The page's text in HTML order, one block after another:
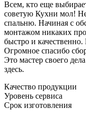
Всем, кто еще
советую Кухни мол!
спальню. Начиная с
монтажом никаких
быстро и
Огромное спасибо
Это мастер своего
здесь.
Качество продукции
Уровень сервиса
Срок изготовления